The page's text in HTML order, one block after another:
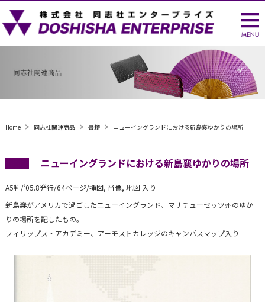
Home 同志社関連商品 書籍 ニューイングランドにおける新島襄ゆかりの場所
ニューイングランドにおける新島襄ゆかりの場所
A5判/’05.8発行/64ページ/挿図, 肖像, 地図 入り
新島襄がアメリカで過ごしたニューイングランド、マサチューセッツ州のゆか
りの場所を記したもの。
フィリップス・アカデミー、アーモストカレッジのキャンパスマップ入り